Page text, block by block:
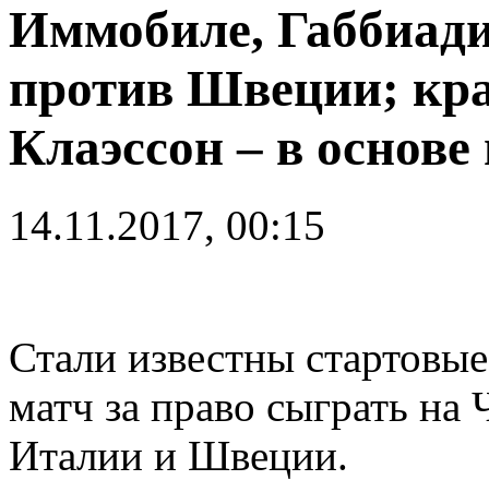
Иммобиле,
против Швеции;
Клаэссон – в основе
14.11.2017, 00:15
Стали известны
матч за право сыграть
Италии и Швеции.